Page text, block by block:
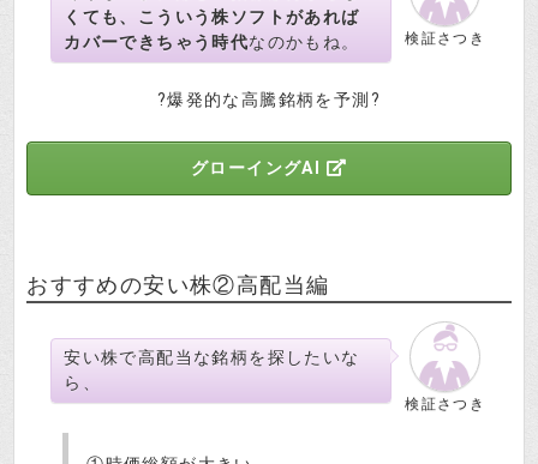
検証さつき
くても、こういう株ソフトがあれば
カバーできちゃう時代なのかもね。
?爆発的な高騰銘柄を予測?
グローイングAI
おすすめの安い株②高配当編
検証さつき
安い株で高配当な銘柄を探したいな
ら、